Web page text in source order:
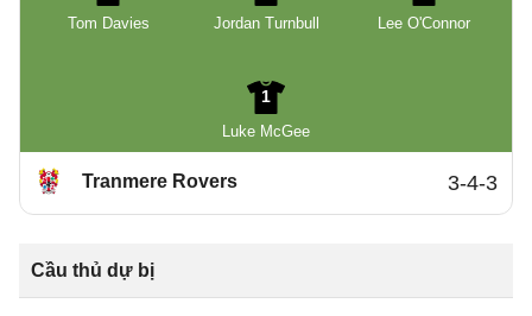
Tom Davies
Jordan Turnbull
Lee O'Connor
1
Luke McGee
Tranmere Rovers 3-4-3
Cầu thủ dự bị